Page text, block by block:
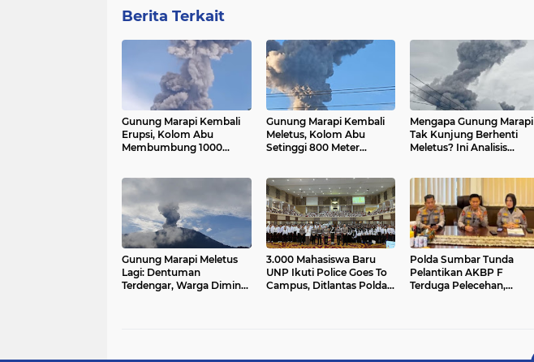
Berita Terkait
Gunung Marapi Kembali
Erupsi, Kolom Abu
Membumbung 1000
Gunung Marapi Kembali
Meletus, Kolom Abu
Setinggi 800 Meter
Mengapa Gunung Marapi
Tak Kunjung Berhenti
Meletus? Ini Analisis
Gunung Marapi Meletus
Lagi: Dentuman
Terdengar, Warga Diminta
3.000 Mahasiswa Baru
UNP Ikuti Police Goes To
Campus, Ditlantas Polda
Polda Sumbar Tunda
Pelantikan AKBP F
Terduga Pelecehan,